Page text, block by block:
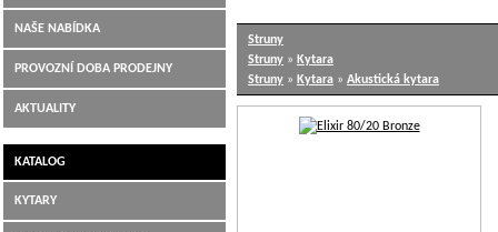
Struny
Struny » Kytara
Struny » Kytara » Akustická kytara
NAŠE NABÍDKA
PROVOZNÍ DOBA PRODEJNY
AKTUALITY
KATALOG
KYTARY